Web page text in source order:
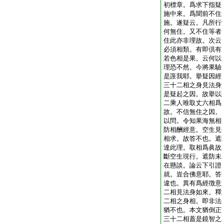
初標章。爲求下指
施中來。爲聞前不
施。遂疑云。凡所
何無住。又不住等
住此亦非理故。次
必須相類。有即倶
若色相是果。云何
理恐不然。今將果
是誑我耶。擧疑因
三十二相之身見法
是疑起之因。故擧
二乘人唯取丈六相
故。不信無住之因
以問。令知果海無
防相酬經意。空生
相求。故答不也。
達此理。取相爲眞
斷空生現行。遮防
在懸談。論云下引
就。豈合佛意耶。
違也。異有爲經徴
二相見法身如來。
二相之身相。即非
猶不也。本文猶倒
三十二相蓋是鏡智